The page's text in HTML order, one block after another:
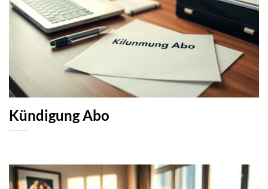
Kündigung Abo